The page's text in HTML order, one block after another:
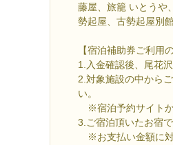
藤屋、旅籠 いとうや
勢起屋、古勢起屋別
【宿泊補助券ご利用
1.入金確認後、尾花
2.対象施設の中から
い。
※宿泊予約サイトか
3.ご宿泊頂いたお宿
※お支払い金額に対